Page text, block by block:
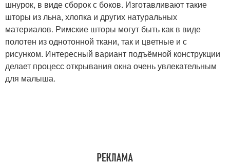
шнурок, в виде сборок с боков. Изготавливают такие
шторы из льна, хлопка и других натуральных
материалов. Римские шторы могут быть как в виде
полотен из однотонной ткани, так и цветные и с
рисунком. Интересный вариант подъёмной конструкции
делает процесс открывания окна очень увлекательным
для малыша.